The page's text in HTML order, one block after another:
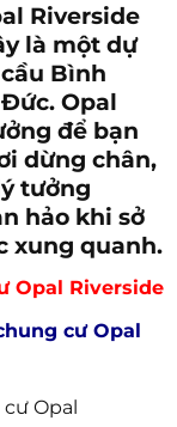
Riverside
là một dự
Bình
Opal
để bạn
dừng chân,
tưởng
hảo khi sở
xung quanh.
Opal Riverside
cư Opal
Opal